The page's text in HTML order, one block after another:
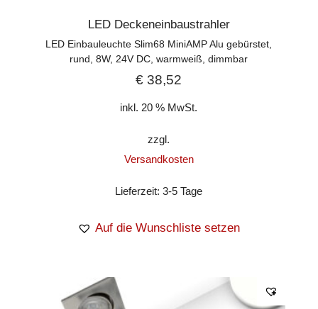
LED Deckeneinbaustrahler
LED Einbauleuchte Slim68 MiniAMP Alu gebürstet,
rund, 8W, 24V DC, warmweiß, dimmbar
€ 38,52
inkl. 20 % MwSt.
zzgl.
Versandkosten
Lieferzeit:3-5 Tage
Auf die Wunschliste setzen